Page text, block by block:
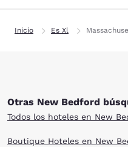
Inicio Es Xl
Otras New Bedford
Todos los hoteles en New
Boutique Hoteles en New